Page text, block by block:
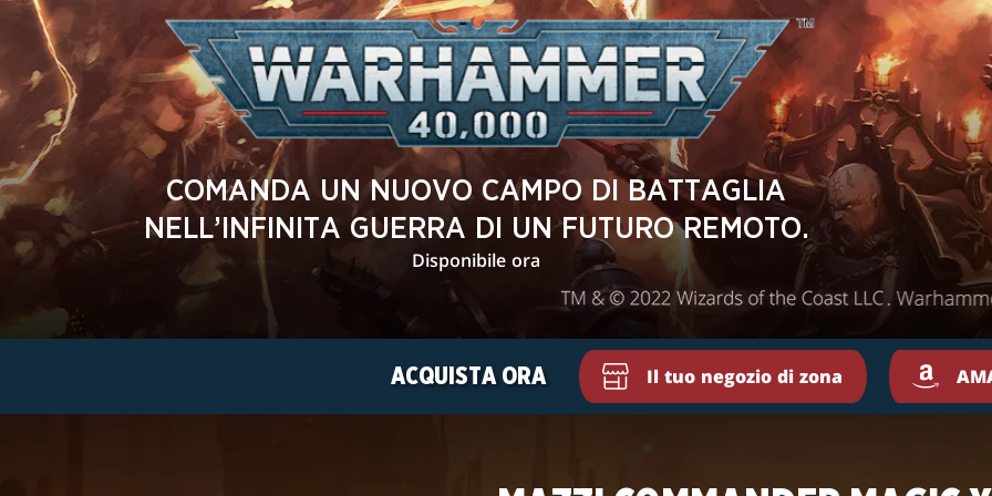
COMANDA UN NUOVO CAMPO DI BATTAGLIA
NELL’INFINITA GUERRA DI UN FUTURO REMOTO.
Disponibile ora
ACQUISTA ORA Il tuo negozio di zona